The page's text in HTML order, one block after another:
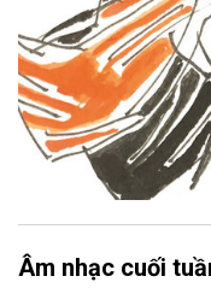
Âm nhạc cuối